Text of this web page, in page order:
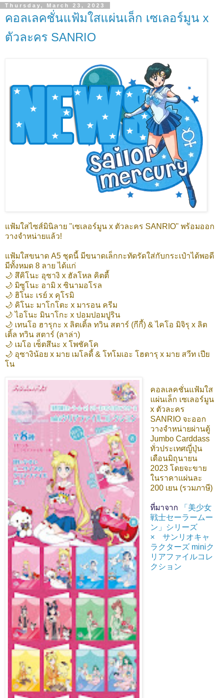
Thursday, March 23, 2023
คอลเลคชั่นแฟ้มใสแผ่นเล็ก เซเลอร์มูน x
ตัวละคร SANRIO
แฟ้มใสไซส์มินิลาย "เซเลอร์มูน x ตัวละคร SANRIO" พร้อมออก
วางจำหน่ายแล้ว!
แฟ้มใสขนาด A5 ชุดนี้ มีขนาดเล็กกะทัดรัดใส่กับกระเป๋าได้พอดี
มีทั้งหมด 8 ลาย ได้แก่
🌙 สึคิโนะ อุซางิ x ฮัลโหล คิตตี้
🌙 มิซูโนะ อามิ x ซินามอโรล
🌙 ฮิโนะ เรย์ x คุโรมิ
🌙 คิโนะ มาโกโตะ x มารอน ครีม
🌙 ไอโนะ มินาโกะ x ปอมปอมปูริน
🌙 เทนโอ ฮารุกะ x ลิตเติ้ล ทวิน สตาร์ (กีกี้) & ไคโอ มิจิรุ x ลิต
เติ้ล ทวิน สตาร์ (ลาล่า)
🌙 เมโอ เซ็ตสึนะ x โพชัคโค
🌙 อุซางิน้อย x มาย เมโลดี้ & โทโมเอะ โฮตารุ x มาย สวีท เปีย
โน
คอลเลคชั่นแฟ้มใส
แผ่นเล็ก เซเลอร์มูน
x ตัวละคร
SANRIO จะออก
วางจำหน่ายผ่านตู้
Jumbo Carddass
ทั่วประเทศญี่ปุ่น
เดือนมิถุนายน
2023 โดยจะขาย
ในราคาแผ่นละ
200 เยน (รวมภาษี)
ที่มาจาก
「美少女
戦士セーラームー
ン」シリーズ
× サンリオキャ
ラクターズ miniク
リアファイルコレ
クション